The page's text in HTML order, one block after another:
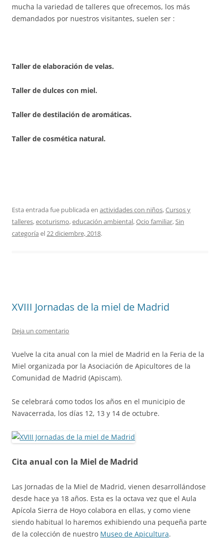
mucha la variedad de talleres que ofrecemos, los más
demandados por nuestros visitantes, suelen ser :
Taller de elaboración de velas.
Taller de dulces con miel.
Taller de destilación de aromáticas.
Taller de cosmética natural.
Esta entrada fue publicada en actividades con niños,Cursos y
talleres,ecoturismo,educación ambiental,Ocio familiar,Sin
categoría el22 diciembre, 2018.
XVIII Jornadas de la miel de Madrid
Deja un comentario
Vuelve la cita anual con la miel de Madrid en la Feria de la
Miel organizada por la Asociación de Apicultores de la
Comunidad de Madrid (Apiscam).
Se celebrará como todos los años en el municipio de
Navacerrada, los días 12, 13 y 14 de octubre.
Cita anual con la Miel de Madrid
Las Jornadas de la Miel de Madrid, vienen desarrollándose
desde hace ya 18 años. Esta es la octava vez que el Aula
Apícola Sierra de Hoyo colabora en ellas, y como viene
siendo habitual lo haremos exhibiendo una pequeña parte
de la colección de nuestro Museo de Apicultura.